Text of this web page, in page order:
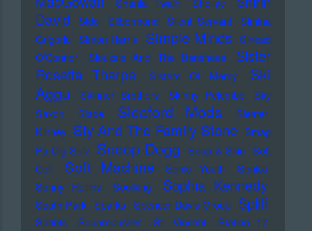
David
Sido Silbermond Silent Servant Simina
Grigoriu Simon Harris Simple Minds Sinead
O'Connor
Siouxsie And The Banshees
Sister
Rosetta Tharpe
Sisters Of Mercy
Ski
Aggu
Skinner Brothers Skinny Pelembe
Sky
Saxon
Slade Sleaford Mods
Sleater-
Kinney Sly And The Family Stone Smag
Pa Dig Selv Snoop Dogg Soap & Skin Soft
Cell
Soft Machine Sonic Youth
Sonics
Sonny Rollins
Soolking Sophia Kennedy
South Park Sparks Spencer Davis Group Spliff
Sprints Squarepusher St. Vincent
Station 17